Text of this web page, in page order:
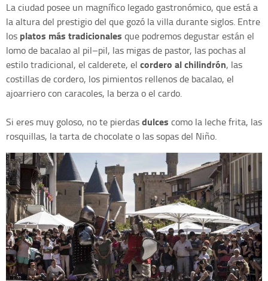
La ciudad posee un magnífico legado gastronómico, que está a
la altura del prestigio del que gozó la villa durante siglos. Entre
los platos más tradicionales que podremos degustar están el
lomo de bacalao al pil–pil, las migas de pastor, las pochas al
estilo tradicional, el calderete, el cordero al chilindrón, las
costillas de cordero, los pimientos rellenos de bacalao, el
ajoarriero con caracoles, la berza o el cardo.
Si eres muy goloso, no te pierdasdulces como la leche frita, las
rosquillas, la tarta de chocolate o las sopas del Niño.